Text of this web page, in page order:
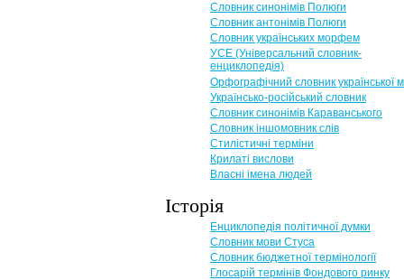
Словник синонімів Полюги
Словник антонімів Полюги
Словник українських морфем
УСЕ (Універсальний словник-
енциклопедія)
Орфографічний словник української
Українсько-російський словник
Словник синонімів Караванського
Словник іншомовник слів
Стилістичні терміни
Крилаті вислови
Власні імена людей
Історія
Енциклопедія політичної думки
Словник мови Стуса
Словник бюджетної термінології
Глосарій термінів Фондового ринку